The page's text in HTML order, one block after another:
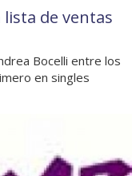
de ventas
Bocelli entre los
en singles